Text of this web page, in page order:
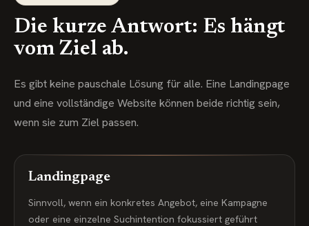
Die kurze Antwort: Es hängt
vom Ziel ab.
Es gibt keine pauschale Lösung für alle. Eine Landingpage
und eine vollständige Website können beide richtig sein,
wenn sie zum Ziel passen.
Landingpage
Sinnvoll, wenn ein konkretes Angebot, eine Kampagne
oder eine einzelne Suchintention fokussiert geführt